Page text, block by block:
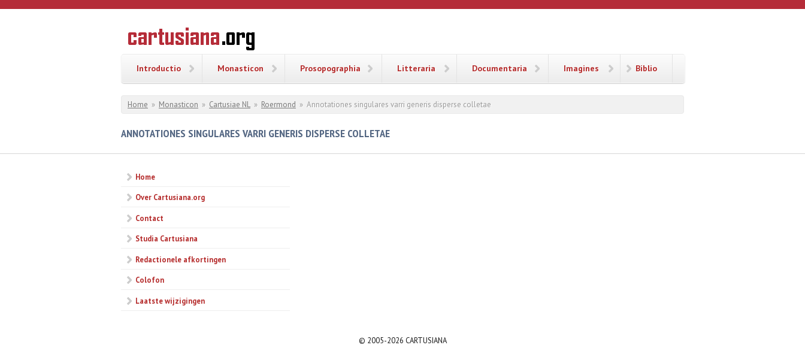
Overslaan en naar de inhoud gaan
CARTUSIANA
Geschiedenis
van de
Introductio Monasticon Prosopographia Litteraria Documentaria Imagines Biblio
U bent hier
Home » Monasticon » Cartusiae NL » Roermond » Annotationes singulares varri generis disperse colletae
ANNOTATIONES SINGULARES VARRI GENERIS DISPERSE COLLETAE
Home
Over Cartusiana.org
Contact
Studia Cartusiana
Redactionele afkortingen
Colofon
Laatste wijzigingen
© 2005-2026 CARTUSIANA